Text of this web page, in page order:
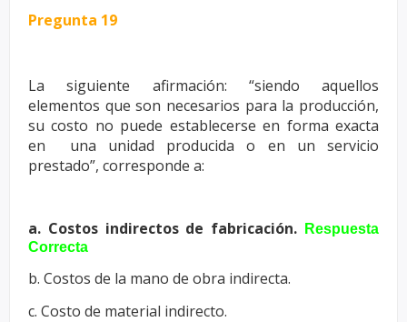
Pregunta 19
La siguiente afirmación: “siendo aquellos
elementos que son necesarios para la producción,
su costo no puede establecerse en forma exacta
en una unidad producida o en un servicio
prestado”, corresponde a:
a. Costos indirectos de fabricación.
Respuesta
Correcta
b. Costos de la mano de obra indirecta.
c. Costo de material indirecto.